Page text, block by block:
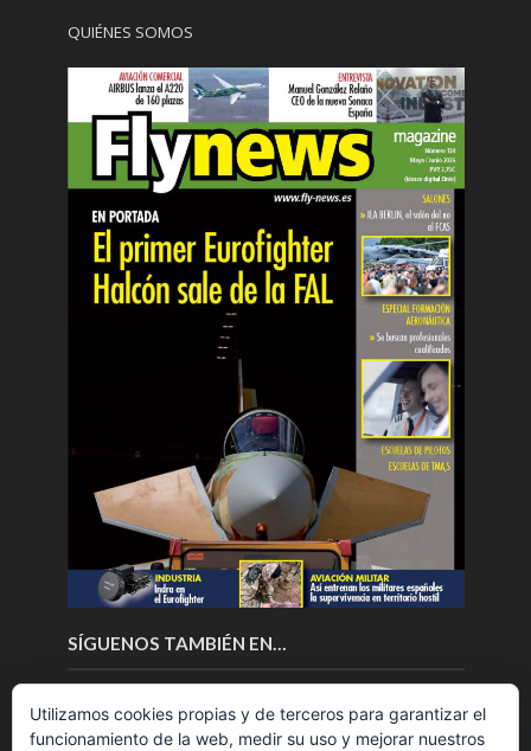
QUIÉNES SOMOS
SÍGUENOS TAMBIÉN EN…
Utilizamos cookies propias y de terceros para garantizar el
funcionamiento de la web, medir su uso y mejorar nuestros